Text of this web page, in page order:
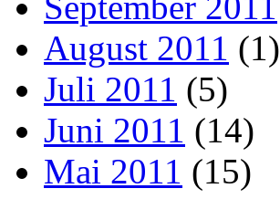
August 2011 (1)
Juli 2011 (5)
Juni 2011 (14)
Mai 2011 (15)